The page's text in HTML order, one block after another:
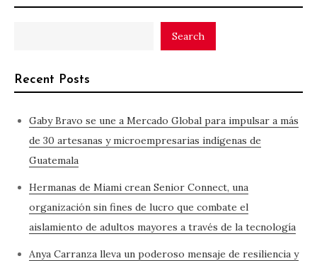
Search
Recent Posts
Gaby Bravo se une a Mercado Global para impulsar a más
de 30 artesanas y microempresarias indígenas de
Guatemala
Hermanas de Miami crean Senior Connect, una
organización sin fines de lucro que combate el
aislamiento de adultos mayores a través de la tecnología
Anya Carranza lleva un poderoso mensaje de resiliencia y